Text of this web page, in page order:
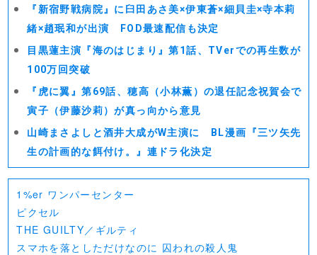
『新宿野戦病院』に臼田あさ美×伊東蒼×細貝圭×寺本莉
緒×趙珉和が出演 FOD最速配信も決定
目黒蓮主演『海のはじまり』第1話、TVerでの再生数が
100万回突破
『虎に翼』第69話、穂高（小林薫）の退任記念祝賀会で
寅子（伊藤沙莉）が真っ向から意見
山崎まさよしと酒井大成がW主演に BL漫画『三ツ矢先
生の計画的な餌付け。』連ドラ化決定
1%er ワンパーセンター
ピクセル
THE GUILTY／ギルティ
スマホを落としただけなのに 囚われの殺人鬼